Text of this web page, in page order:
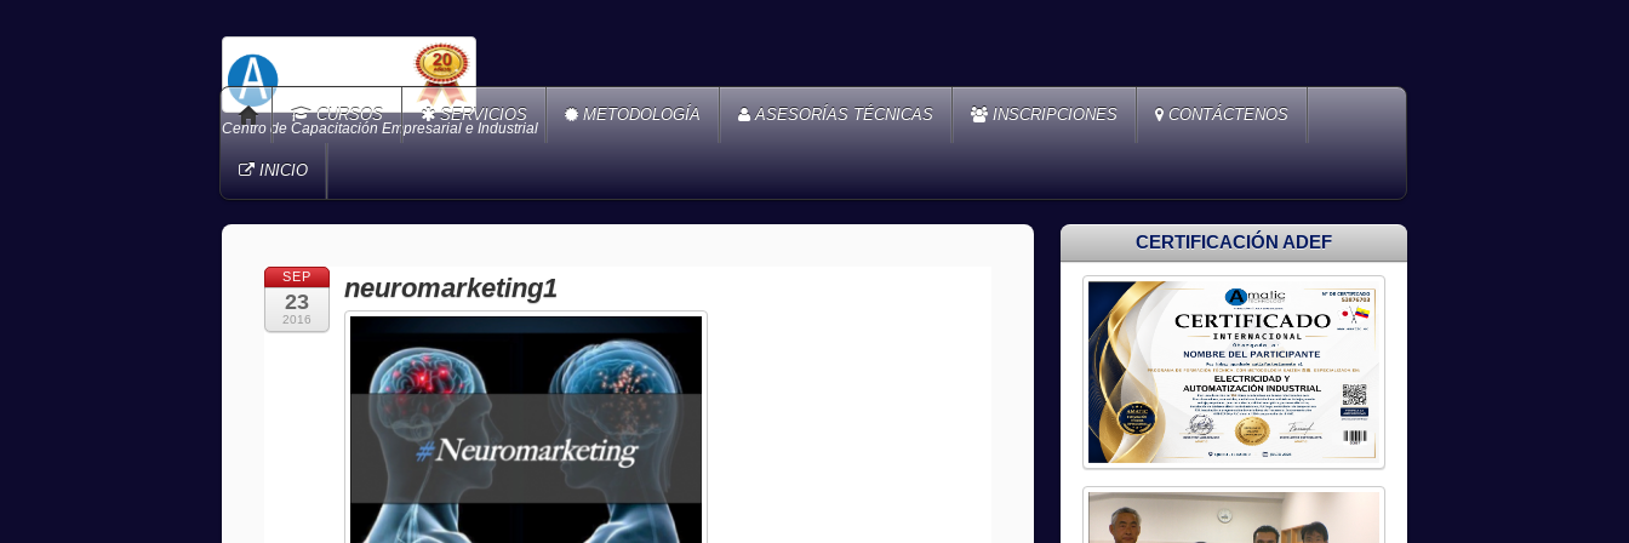
Centro de Capacitación Empresarial e Industrial
CURSOS SERVICIOS METODOLOGÍA ASESORÍAS TÉCNICAS INSCRIPCIONES CONTÁCTENOS
INICIO
SEP
23
2016
neuromarketing1
CERTIFICACIÓN ADEF